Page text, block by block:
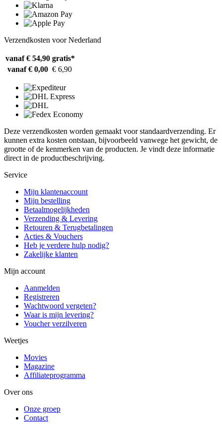
Verzendkosten voor Nederland
vanaf € 54,90 gratis*
vanaf € 0,00 € 6,90
Deze verzendkosten worden gemaakt voor standaardverzending. Er
kunnen extra kosten ontstaan, bijvoorbeeld vanwege het gewicht, de
grootte of de kenmerken van de producten. Je vindt deze informatie
direct in de productbeschrijving.
Service
Mijn klantenaccount
Mijn bestelling
Betaalmogelijkheden
Verzending & Levering
Retouren & Terugbetalingen
Acties & Vouchers
Heb je verdere hulp nodig?
Zakelijke klanten
Mijn account
Aanmelden
Registreren
Wachtwoord vergeten?
Waar is mijn levering?
Voucher verzilveren
Weetjes
Movies
Magazine
Affiliateprogramma
Over ons
Onze groep
Contact